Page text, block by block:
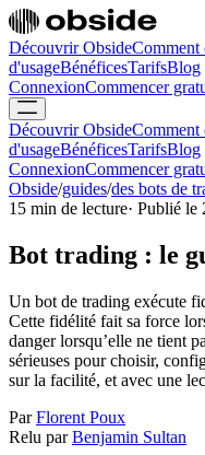
Découvrir ObsideComment
d'usageBénéficesTarifsBlog
ConnexionCommencer
Découvrir ObsideComment
d'usageBénéficesTarifsBlog
ConnexionCommencer
Obside/guides/des bots de
15 min de lecture· Publié le
Bot trading : le
Un bot de trading exécute
Cette fidélité fait sa force
danger lorsqu’elle ne tient
sérieuses pour choisir,
sur la facilité, et avec une
Par Florent Poux
Relu par Benjamin Sultan